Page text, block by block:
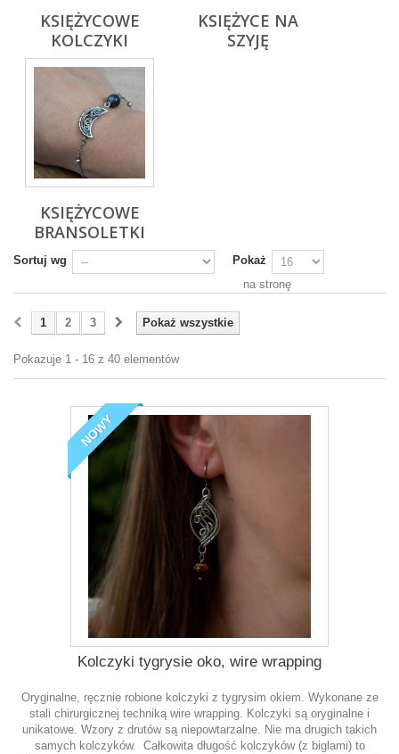
KSIĘŻYCOWE
KOLCZYKI
KSIĘŻYCE NA
SZYJĘ
KSIĘŻYCOWE
BRANSOLETKI
Sortuj wg
Pokaż
na stronę
Pokaż wszystkie
1 2 3
Pokazuje 1 - 16 z 40 elementów
NOWY
Kolczyki tygrysie oko, wire wrapping
Oryginalne, ręcznie robione kolczyki z tygrysim okiem. Wykonane ze
stali chirurgicznej techniką wire wrapping. Kolczyki są oryginalne i
unikatowe. Wzory z drutów są niepowtarzalne. Nie ma drugich takich
samych kolczyków. Całkowita długość kolczyków (z biglami) to